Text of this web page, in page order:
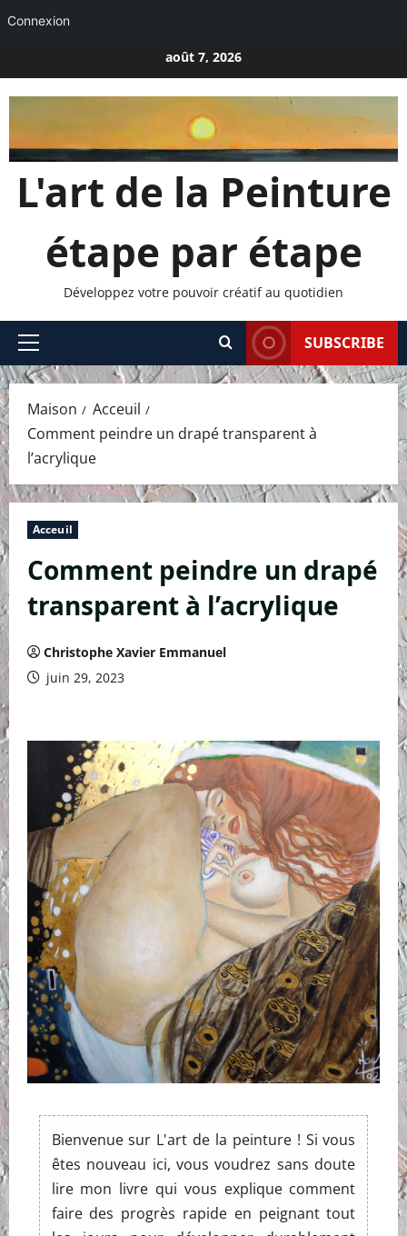
Connexion
au
contenu
août 7, 2026
L'art de la Peinture
étape par étape
Développez votre pouvoir créatif au quotidien
Menu
principal
SUBSCRIBE
Maison
Acceuil
Comment peindre un drapé transparent à
l’acrylique
Acceuil
Comment peindre un drapé
transparent à l’acrylique
Christophe Xavier Emmanuel
juin 29, 2023
Bienvenue sur L'art de la peinture ! Si vous
êtes nouveau ici, vous voudrez sans doute
lire mon livre qui vous explique comment
faire des progrès rapide en peignant tout